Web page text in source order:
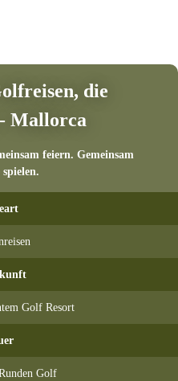
die
Mallorca
feiern. Gemeinsam
Golf Resort
Golf